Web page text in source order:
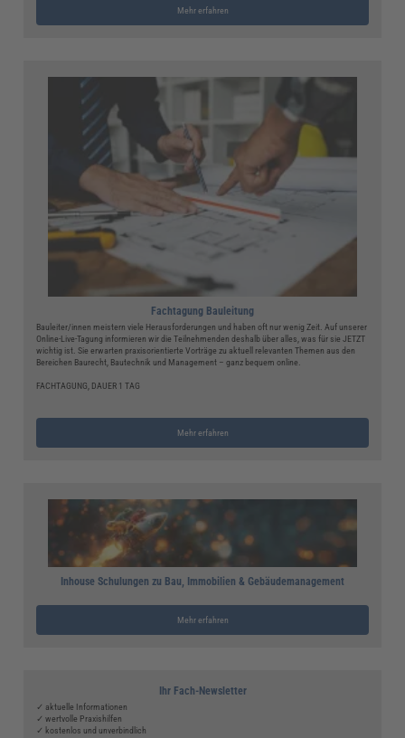
Mehr erfahren
Fachtagung Bauleitung
Bauleiter/innen meistern viele Herausforderungen und haben oft nur wenig Zeit. Auf unserer
Online-Live-Tagung informieren wir die Teilnehmenden deshalb über alles, was für sie JETZT
wichtig ist. Sie erwarten praxisorientierte Vorträge zu aktuell relevanten Themen aus den
Bereichen Baurecht, Bautechnik und Management – ganz bequem online.
FACHTAGUNG, DAUER 1 TAG
Mehr erfahren
Inhouse Schulungen zu Bau, Immobilien & Gebäudemanagement
Mehr erfahren
Ihr Fach-Newsletter
✓ aktuelle Informationen
✓ wertvolle Praxishilfen
✓ kostenlos und unverbindlich